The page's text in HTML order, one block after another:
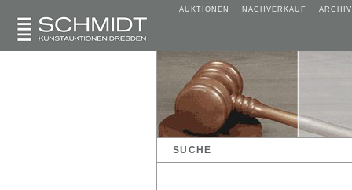
AUKTIONEN NACHVERKAUF ARCHIV
SUCHE